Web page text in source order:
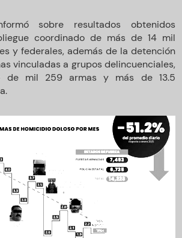
sobre resultados obtenidos
coordinado de más de 14 mil
y federales, además de la detención
vinculadas a grupos delincuenciales,
de mil 259 armas y más de 13.5